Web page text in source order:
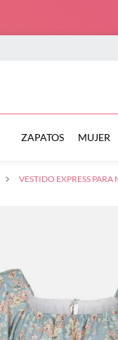
ZAPATOS MUJER
VESTIDO EXPRESS